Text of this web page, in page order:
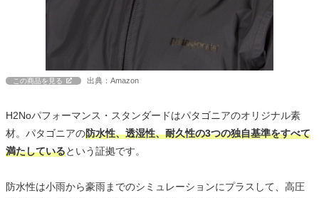
この商品を見る 出典：Amazon
H2Noパフォーマンス・スタンダードはパタゴニアのオリジナル素
材。パタゴニアの防水性、透湿性、耐久性の3つの独自基準をすべて
満たしているという証拠です。
防水性は小雨から豪雨までのシミュレーションにプラスして、高圧